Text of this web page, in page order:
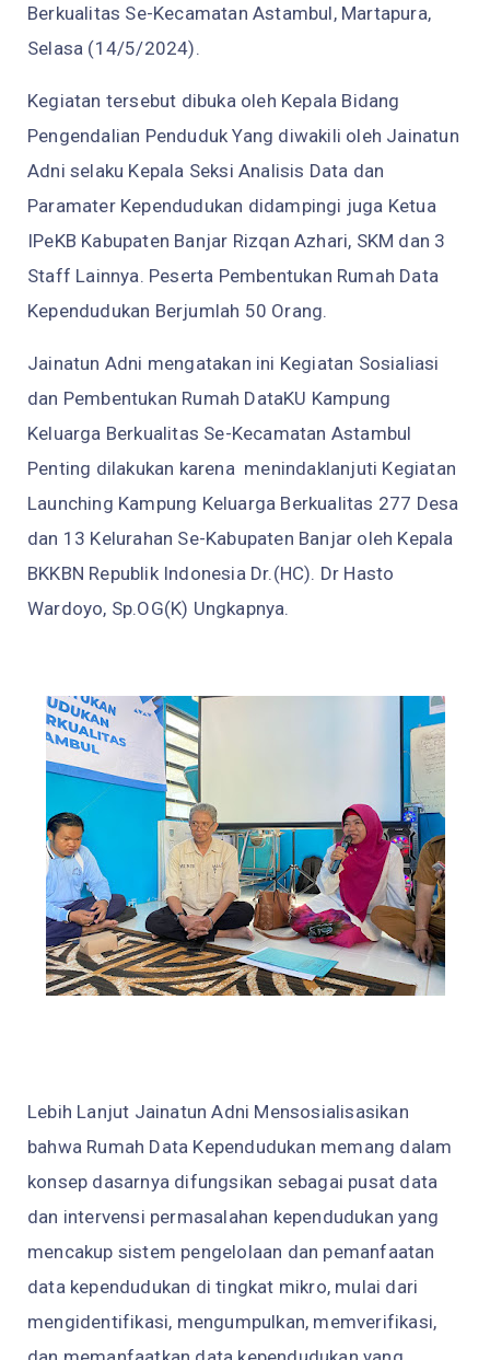
Berkualitas Se-Kecamatan Astambul, Martapura,
Selasa (14/5/2024).
Kegiatan tersebut dibuka oleh Kepala Bidang
Pengendalian Penduduk Yang diwakili oleh Jainatun
Adni selaku Kepala Seksi Analisis Data dan
Paramater Kependudukan didampingi juga Ketua
IPeKB Kabupaten Banjar Rizqan Azhari, SKM dan 3
Staff Lainnya. Peserta Pembentukan Rumah Data
Kependudukan Berjumlah 50 Orang.
Jainatun Adni mengatakan ini Kegiatan Sosialiasi
dan Pembentukan Rumah DataKU Kampung
Keluarga Berkualitas Se-Kecamatan Astambul
Penting dilakukan karena menindaklanjuti Kegiatan
Launching Kampung Keluarga Berkualitas 277 Desa
dan 13 Kelurahan Se-Kabupaten Banjar oleh Kepala
BKKBN Republik Indonesia Dr.(HC). Dr Hasto
Wardoyo, Sp.OG(K) Ungkapnya.
Lebih Lanjut Jainatun Adni Mensosialisasikan
bahwa Rumah Data Kependudukan memang dalam
konsep dasarnya difungsikan sebagai pusat data
dan intervensi permasalahan kependudukan yang
mencakup sistem pengelolaan dan pemanfaatan
data kependudukan di tingkat mikro, mulai dari
mengidentifikasi, mengumpulkan, memverifikasi,